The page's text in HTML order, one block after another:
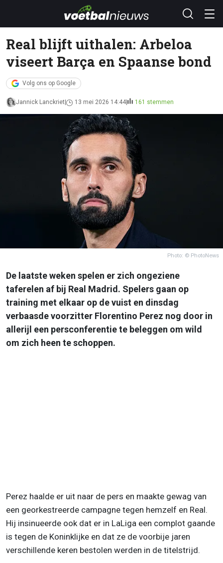
Real blijft uithalen: Arbeloa
viseert Barça en Spaanse bond
Volg ons op Google
Jannick Lanckriet 13 mei 2026 14:44 161 stemmen
Photo: © PhotoNews
De laatste weken spelen er zich ongeziene
taferelen af bij Real Madrid. Spelers gaan op
training met elkaar op de vuist en dinsdag
verbaasde voorzitter Florentino Perez nog door in
allerijl een persconferentie te beleggen om wild
om zich heen te schoppen.
Perez haalde er uit naar de pers en maakte gewag van
een georkestreerde campagne tegen hemzelf en Real.
Hij insinueerde ook dat er in LaLiga een complot gaande
is tegen de Koninklijke en dat ze de voorbije jaren
verschillende keren bestolen werden in de titelstrijd.